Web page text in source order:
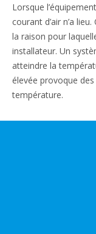
Lorsque
courant d’air n’a
la raison pour
installateur. Un
atteindre la
élevée provoque
température.